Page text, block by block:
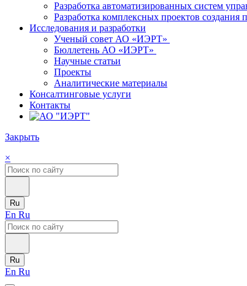
Разработка автоматизированных систем
Разработка комплексных проектов
Исследования и разработки
Ученый совет АО «ИЭРТ»
Бюллетень АО «ИЭРТ»
Научные статьи
Проекты
Аналитические материалы
Консалтинговые услуги
Контакты
Закрыть
×
Ru
En Ru
Ru
En Ru